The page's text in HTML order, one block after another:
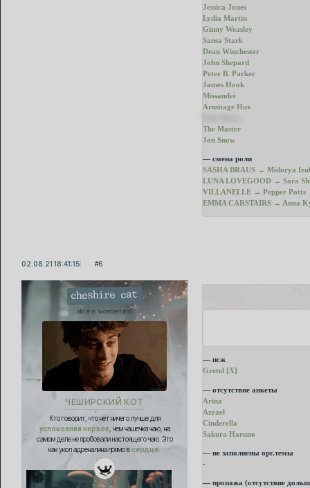
Jessica Jones
Lydia Martin
Ginny Weasley
Sansa Stark
Dean Winchester
John Shepard
Peter B. Parker
James Hook
Missandei
Armitage Hux
The Master
Jon Snow
— смена роли
SASHA BRAUS → Midorya
LUNA LOVEGOOD → Sara
VILLANELLE → Pepper Potts
EMMA CARSTAIRS → Anna
6
02.08.21 18:41:15
cheshire cat
alice in wonderland
ЧЕШИРСКИЙ КОТ
Кто говорит, что нет ничего лучше для
успокоения нервов , чем чашечка чаю, на
самом деле не пробовали настоящего чаю. Это
как укол адреналина прямо в сердце.
— псж
Gretel [Х]
— отсутствие анкеты
Arina
Azrael
Cinderella
Sakura Haruno
— не заполнены орг.темы
-
— пропажа (отсутствие